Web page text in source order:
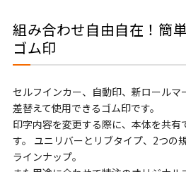
組み合わせ自由自在！簡
ゴム印
セルフインカー、自動印、新ロールマ
差替えて使用できるゴム印です。
印字内容を変更する際に、本体を共有
す。 ユニリバーとリブタイプ、2つの
ラインナップ。